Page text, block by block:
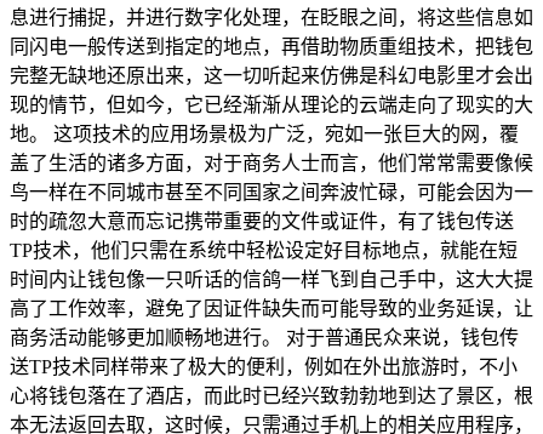
息进行捕捉，并进行数字化处理，在眨眼之间，将这些信息如
同闪电一般传送到指定的地点，再借助物质重组技术，把钱包
完整无缺地还原出来，这一切听起来仿佛是科幻电影里才会出
现的情节，但如今，它已经渐渐从理论的云端走向了现实的大
地。 这项技术的应用场景极为广泛，宛如一张巨大的网，覆
盖了生活的诸多方面，对于商务人士而言，他们常常需要像候
鸟一样在不同城市甚至不同国家之间奔波忙碌，可能会因为一
时的疏忽大意而忘记携带重要的文件或证件，有了钱包传送
TP技术，他们只需在系统中轻松设定好目标地点，就能在短
时间内让钱包像一只听话的信鸽一样飞到自己手中，这大大提
高了工作效率，避免了因证件缺失而可能导致的业务延误，让
商务活动能够更加顺畅地进行。 对于普通民众来说，钱包传
送TP技术同样带来了极大的便利，例如在外出旅游时，不小
心将钱包落在了酒店，而此时已经兴致勃勃地到达了景区，根
本无法返回去取，这时候，只需通过手机上的相关应用程序，